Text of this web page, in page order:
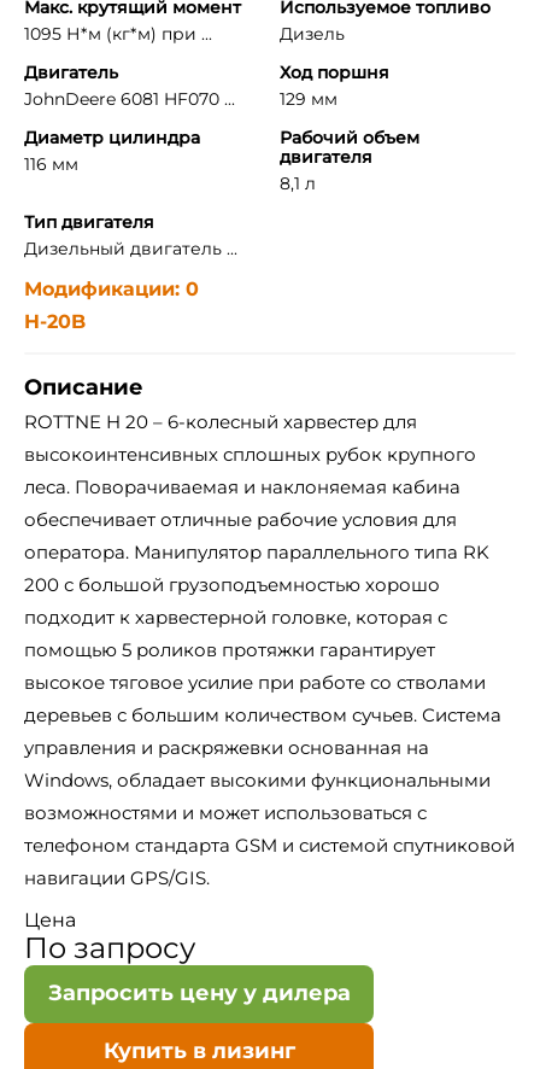
Макс. крутящий момент
1095 Н*м (кг*м) при ...
Используемое топливо
Дизель
Двигатель
JohnDeere 6081 HF070 ...
Ход поршня
129 мм
Диаметр цилиндра
116 мм
Рабочий объем
двигателя
8,1 л
Тип двигателя
Дизельный двигатель ...
Модификации: 0
H-20B
Описание
ROTTNE H 20 – 6-колесный харвестер для
высокоинтенсивных сплошных рубок крупного
леса. Поворачиваемая и наклоняемая кабина
обеспечивает отличные рабочие условия для
оператора. Манипулятор параллельного типа RK
200 с большой грузоподъемностью хорошо
подходит к харвестерной головке, которая с
помощью 5 роликов протяжки гарантирует
высокое тяговое усилие при работе со стволами
деревьев с большим количеством сучьев. Система
управления и раскряжевки основанная на
Windows, обладает высокими функциональными
возможностями и может использоваться с
телефоном стандарта GSM и системой спутниковой
навигации GPS/GIS.
Цена
По запросу
Запросить цену у дилера
Купить в лизинг